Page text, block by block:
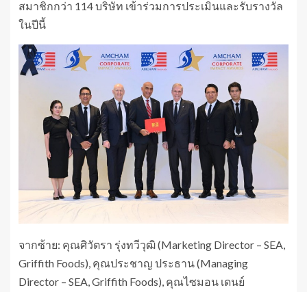
สมาชิกกว่า 114 บริษัท เข้าร่วมการประเมินและรับรางวัล
ในปีนี้
จากซ้าย: คุณศิวัตรา รุ่งทวีวุฒิ (Marketing Director – SEA,
Griffith Foods), คุณประชาญ ประธาน (Managing
Director – SEA, Griffith Foods), คุณไซมอน เดนย์